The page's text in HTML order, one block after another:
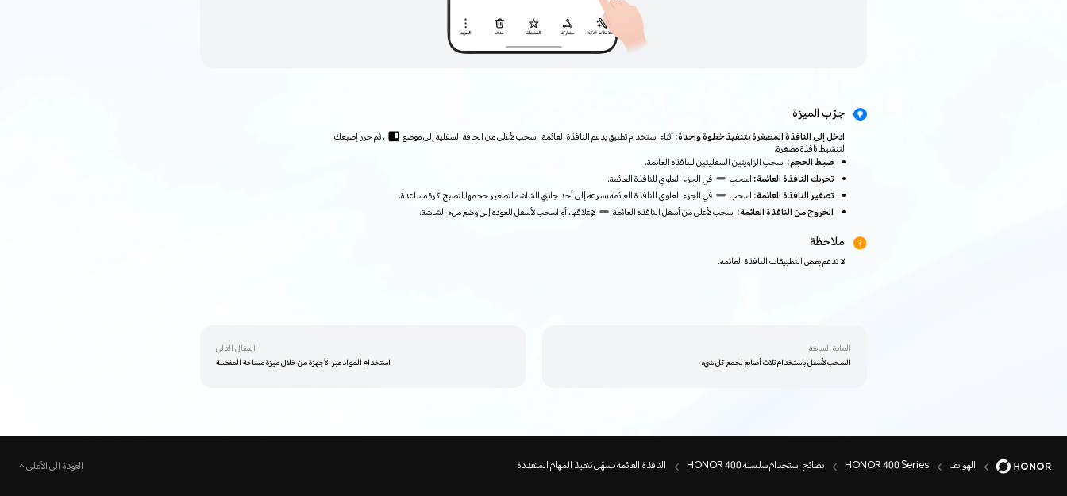
جرّب الميزة
ادخل إلى النافذة المصغرة بتنفيذ خطوة واحدة:أثناء استخدام تطبيق يدعم النافذة العائمة، اسحب لأعلى من الحافة السفلية إلى موضع ، ثم حرر إصبعك
لتنشيط نافذة مصغرة.
ضبط الحجم: اسحب الزاويتين السفليتين للنافذة العائمة.
تحريك النافذة العائمة: اسحب
في الجزء العلوي للنافذة العائمة.
تصغير النافذة العائمة: اسحب
في الجزء العلوي للنافذة العائمة بسرعة إلى أحد جانبَي الشاشة لتصغير حجمها لتصبح كرة مساعدة.
الخروج من النافذة العائمة: اسحب لأعلى من أسفل النافذة العائمة لإغلاقها، أو اسحب لأسفل للعودة إلى وضع ملء الشاشة.
ملاحظة
لا تدعم بعض التطبيقات النافذة العائمة.
المادة السابقة
السحب لأسفل باستخدام ثلاث أصابع لجمع كل شيء
المقال التالي
استخدام المواد عبر الأجهزة من خلال ميزة مساحة المفضلة
الهواتف HONOR 400 Series نصائح استخدام سلسلة HONOR 400 النافذة العائمة تسهّل تنفيذ المهام المتعددة العودة الى الأعلى